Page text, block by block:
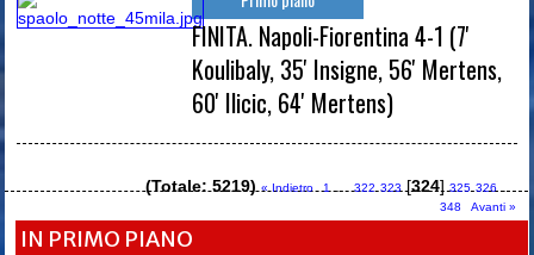
FINITA. Napoli-Fiorentina 4-1 (7'
Koulibaly, 35' Insigne, 56' Mertens,
60' Ilicic, 64' Mertens)
(Totale: 5219) « Indietro 1 322 323 [324] 325 326
348 Avanti »
IN PRIMO PIANO